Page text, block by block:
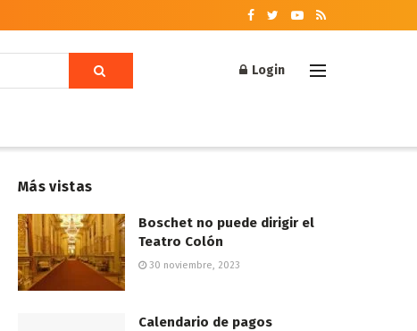
Login
Más vistas
Boschet no puede dirigir el
Teatro Colón
30 noviembre, 2023
Calendario de pagos